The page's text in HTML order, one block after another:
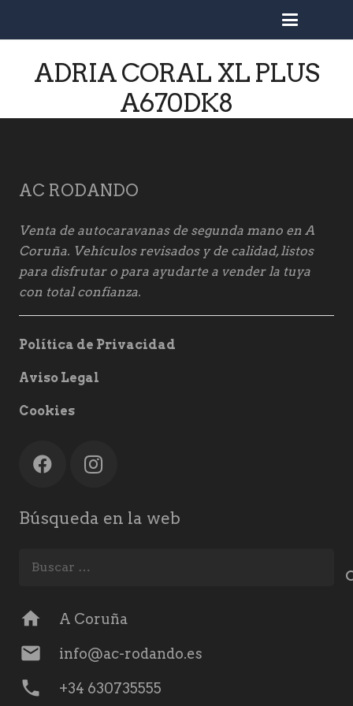
ADRIA CORAL XL PLUS
A670DK8
AC RODANDO
Venta de autocaravanas de segunda mano en A
Coruña. Vehículos revisados y de calidad, listos
para disfrutar o para ayudarte a vender la tuya
con total confianza.
Política de Privacidad
Aviso Legal
Cookies
Búsqueda en la web
home A Coruña
mail info@ac-rodando.es
phone +34 630735555